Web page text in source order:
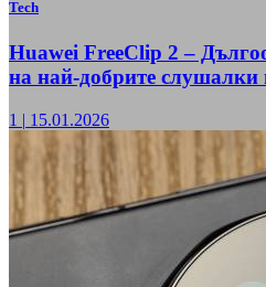
Tech
Huawei FreeClip 2 –
на най-добрите
1 | 15.01.2026